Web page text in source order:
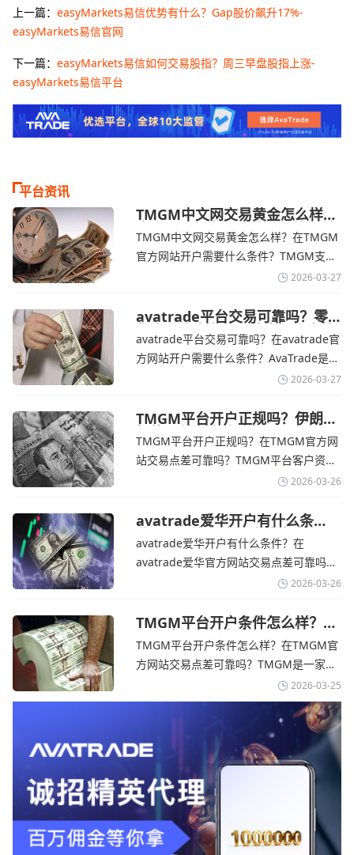
上一篇： easyMarkets易信优势有什么？Gap股价飙升17%-
easyMarkets易信官网
下一篇： easyMarkets易信如何交易股指？周三早盘股指上涨-
easyMarkets易信平台
平台资讯
TMGM中文网交易黄金怎么样？
金价下跌，市场评估伊朗停火前
景-TMGM官网
TMGM中文网交易黄金怎么样？在TMGM
官方网站开户需要什么条件？‌‌‌TMGM支持
全球主流的MT4/MT5平台，同时提供功能
险管理工具。通过TMGM官网交易资讯了
解，金价周四回落，受​美元走强和油价上
涨，使通胀担忧保持不变‌对加息的持续预
2026-03-27
avatrade平台交易可靠吗？零
售企业称中东地区冲突正推高成
本avatrade官网
avatrade平台交易可靠吗？在avatrade官
方网站开户需要什么条件？‌‌‌AvaTrade是一
个在交易优势和可靠性两方面都非常均衡
在学习和探索中成长的新手交易者。通过
avatrade官网交易资讯了解，零售企业警
告称，中东地区的冲突正在推高成本，如
2026-03-27
TMGM平台开户正规吗？伊朗仍
拒绝与美国直接谈判-TMGM官
网
TMGM平台开户正规吗？在TMGM官方网
站交易点差可靠吗？‌‌‌TMGM平台客户资金
存放在澳大利亚国民银行等顶级银行的独
TMGM官网交易资讯了解，伊朗外交部长
表示，尽管德黑兰高级官员正在审查美国
结束战争的提议
2026-03-26
avatrade爱华开户有什么条
件？亚洲市场交易喜忧参半-
avatrade爱华官网
avatrade爱华开户有什么条件？在
avatrade爱华官方网站交易点差可靠吗？‌‌‌
avatrade爱华平台的新手可以用很小的成
标准的MT4、MT5，以及自研的
AvaTradeGO和AvaOptions。通过
avatrade爱华官网交易资讯了解，据伊朗
2026-03-26
TMGM平台开户条件怎么样？美
伊和谈传闻引发油价暴跌-
TMGM官网
TMGM平台开户条件怎么样？在TMGM官
方网站交易点差可靠吗？‌‌‌TMGM是一家交
易成本极低、产品极其丰富、ASIC监管
+千万保险加持的全球知名经纪商，特别适
合活跃交易者和股票CFD投资者。通过
TMGM官网交易资讯了解，周三亚洲交易
时段,油价暴跌逾6%,布伦特原油跌破每桶
100美元
2026-03-25